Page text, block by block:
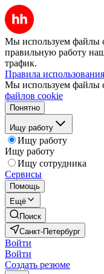
Мы используем файлы
правильную работу
трафик.
Правила
Мы используем файлы
файлов cookie
Понятно
Ищу работу
Ищу работу
Ищу работу
Ищу сотрудника
Сервисы
Помощь
Ещё
Поиск
Санкт-Петербург
Войти
Войти
Создать резюме